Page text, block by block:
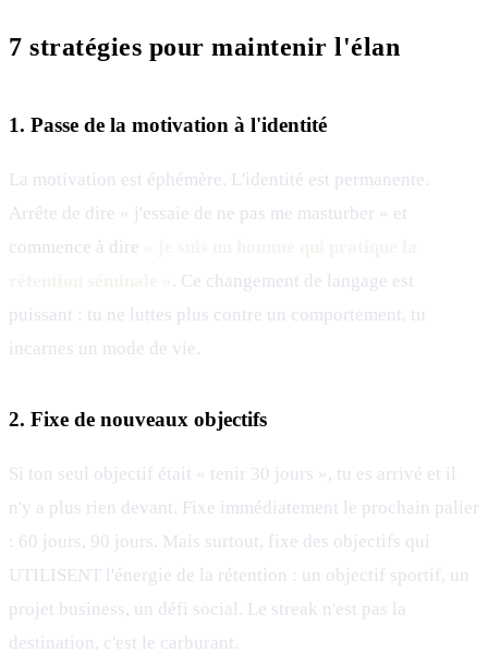
7 stratégies pour maintenir l'élan
1. Passe de la motivation à l'identité
La motivation est éphémère. L'identité est permanente.
Arrête de dire « j'essaie de ne pas me masturber » et
commence à dire
. Ce changement de langage est
puissant : tu ne luttes plus contre un comportement, tu
incarnes un mode de vie.
2. Fixe de nouveaux objectifs
Si ton seul objectif était « tenir 30 jours », tu es arrivé et il
n'y a plus rien devant. Fixe immédiatement le prochain palier
: 60 jours, 90 jours. Mais surtout, fixe des objectifs qui
UTILISENT l'énergie de la rétention : un objectif sportif, un
projet business, un défi social. Le streak n'est pas la
destination, c'est le carburant.